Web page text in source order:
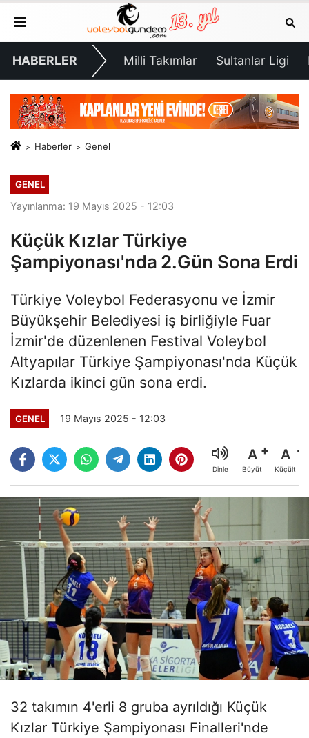
HABERLER Milli Takımlar Sultanlar Ligi
Haberler Genel
GENEL
Yayınlanma: 19 Mayıs 2025 - 12:03
Küçük Kızlar Türkiye
Şampiyonası'nda 2.Gün Sona Erdi
Türkiye Voleybol Federasyonu ve İzmir
Büyükşehir Belediyesi iş birliğiyle Fuar
İzmir'de düzenlenen Festival Voleybol
Altyapılar Türkiye Şampiyonası'nda Küçük
Kızlarda ikinci gün sona erdi.
GENEL 19 Mayıs 2025 - 12:03
Dinle
A
Büyüt
A
Küçült
32 takımın 4'erli 8 gruba ayrıldığı Küçük
Kızlar Türkiye Şampiyonası Finalleri'nde